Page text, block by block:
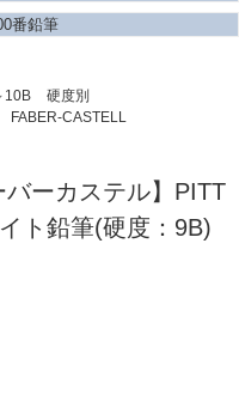
番鉛筆
10B
硬度別
FABER-CASTELL
バーカステル】PITT
ト鉛筆(硬度：9B)